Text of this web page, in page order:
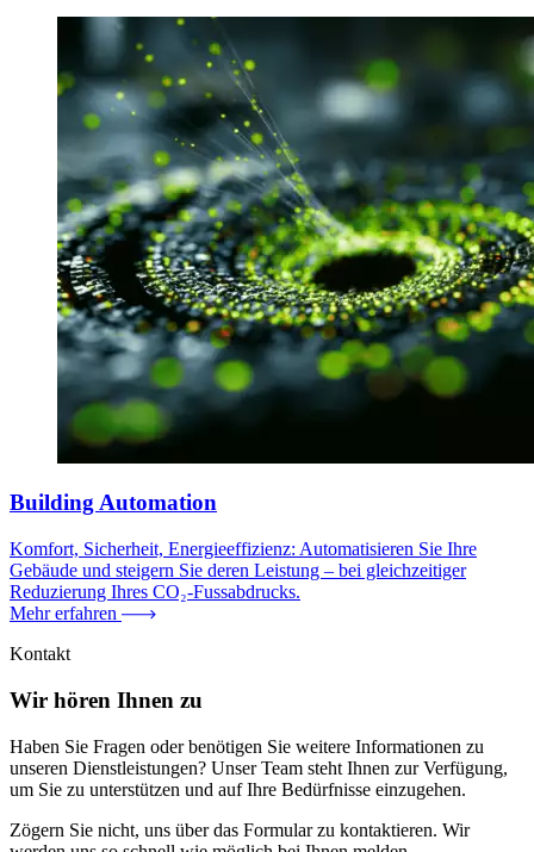
Building Automation
Komfort, Sicherheit, Energieeffizienz: Automatisieren Sie Ihre
Gebäude und steigern Sie deren Leistung – bei gleichzeitiger
Reduzierung Ihres CO₂-Fussabdrucks.
Mehr erfahren
Kontakt
Wir hören Ihnen zu
Haben Sie Fragen oder benötigen Sie weitere Informationen zu
unseren Dienstleistungen? Unser Team steht Ihnen zur Verfügung,
um Sie zu unterstützen und auf Ihre Bedürfnisse einzugehen.
Zögern Sie nicht, uns über das Formular zu kontaktieren. Wir